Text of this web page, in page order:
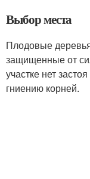
Выбор места
Плодовые
защищенные от
участке нет
гниению корней.